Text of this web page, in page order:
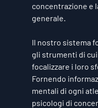
concentrazione e
generale.
Il nostro sistema
gli strumenti di
focalizzare i loro
Fornendo
mentali di ogni
psicologi di